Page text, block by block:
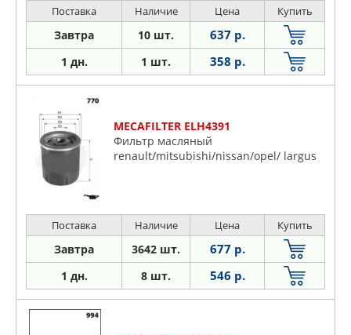
Поставка Наличие Цена Купить
Завтра 10 шт. 637 р.
1 дн. 1 шт. 358 р.
MECAFILTER ELH4391
Фильтр масляный
renault/mitsubishi/nissan/opel/ largus
Поставка Наличие Цена Купить
Завтра 3642 шт. 677 р.
1 дн. 8 шт. 546 р.